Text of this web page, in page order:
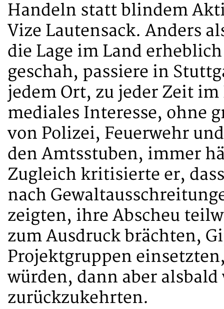
Handeln statt blindem
Vize Lautensack. Anders
die Lage im Land
geschah, passiere in
jedem Ort, zu jeder Zeit
mediales Interesse, ohne
von Polizei, Feuerwehr
den Amtsstuben, immer
Zugleich kritisierte er,
nach
zeigten, ihre Abscheu
zum Ausdruck brächten,
Projektgruppen
würden, dann aber
zurückzukehrten.